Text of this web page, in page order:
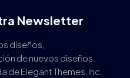
Newsletter
diseños,
de nuevos diseños.
de Elegant Themes, Inc.